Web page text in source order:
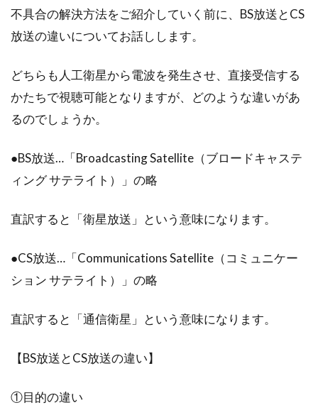
新築で悩むポストの設置場所！人気
の3つの場所を徹底解説！
す。新築する際に、このポストの設置場所に悩
む人が多いと...
アパートの一階は寒い？防寒対策で
快適な部屋を目指そう！
「アパートの一階は冬が寒い」という話を聞い
実な...
新築の玄関をおしゃれに魅せる！そ
不具合の解決方法をご紹介していく前に、BS放送とCS
放送の違いについてお話しします。
どちらも人工衛星から電波を発生させ、直接受信する
かたちで視聴可能となりますが、どのような違いがあ
るのでしょうか。
●BS放送…「Broadcasting Satellite（ブロードキャステ
ィング サテライト）」の略
直訳すると「衛星放送」という意味になります。
●CS放送…「Communications Satellite（コミュニケー
ション サテライト）」の略
直訳すると「通信衛星」という意味になります。
【BS放送とCS放送の違い】
①目的の違い